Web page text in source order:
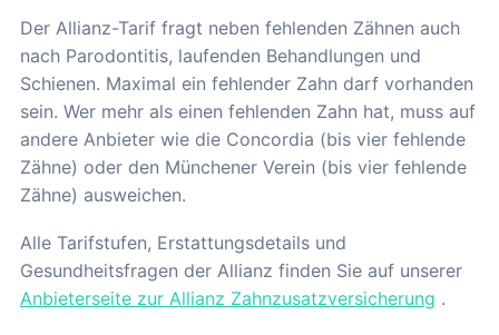
Der Allianz-Tarif fragt neben fehlenden Zähnen auch
nach Parodontitis, laufenden Behandlungen und
Schienen. Maximal ein fehlender Zahn darf vorhanden
sein. Wer mehr als einen fehlenden Zahn hat, muss auf
andere Anbieter wie die Concordia (bis vier fehlende
Zähne) oder den Münchener Verein (bis vier fehlende
Zähne) ausweichen.
Alle Tarifstufen, Erstattungsdetails und
Gesundheitsfragen der Allianz finden Sie auf unserer
Anbieterseite zur Allianz Zahnzusatzversicherung .